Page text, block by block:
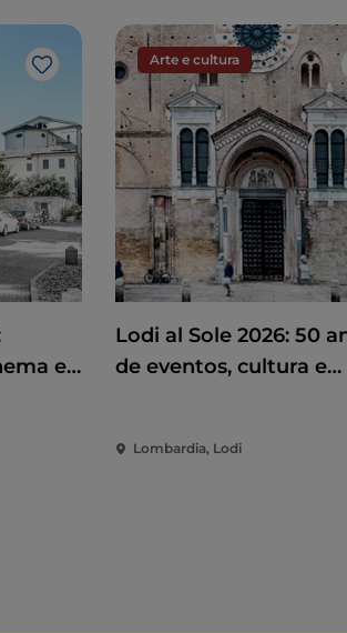
Gosto
e
Arte e cultura
Lodi al Sole 2026: 50
de eventos, cultura e
Lombardia, Lodi